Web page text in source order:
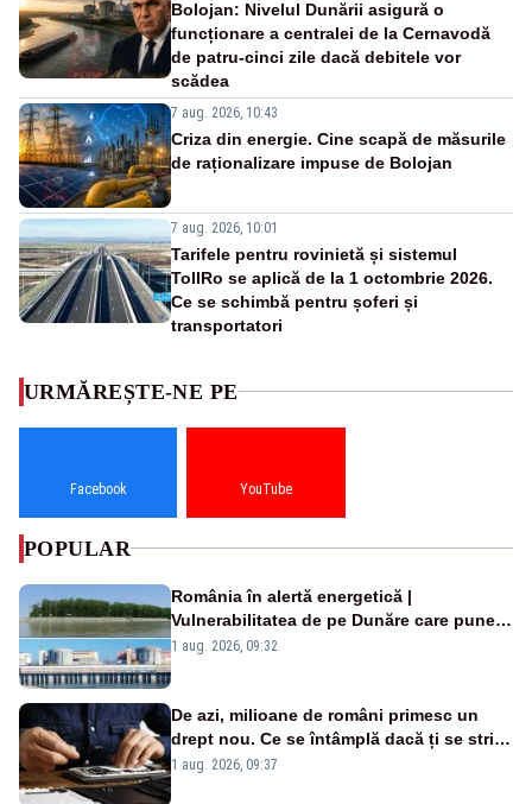
Bolojan: Nivelul Dunării asigură o
funcționare a centralei de la Cernavodă
de patru-cinci zile dacă debitele vor
scădea
7 aug. 2026, 10:43
Criza din energie. Cine scapă de măsurile
de raționalizare impuse de Bolojan
7 aug. 2026, 10:01
Tarifele pentru rovinietă și sistemul
TollRo se aplică de la 1 octombrie 2026.
Ce se schimbă pentru șoferi și
transportatori
URMĂREȘTE-NE PE
Facebook YouTube
POPULAR
România în alertă energetică |
Vulnerabilitatea de pe Dunăre care pune
în pericol Centrala Cernavodă era
1 aug. 2026, 09:32
De azi, milioane de români primesc un
drept nou. Ce se întâmplă dacă ți se strică
un produs
1 aug. 2026, 09:37